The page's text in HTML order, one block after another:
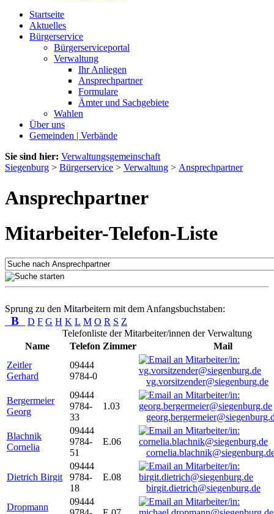
Startseite
Aktuelles
Bürgerservice
Bürgerserviceportal
Verwaltung
Ihr Anliegen
Ansprechpartner
Formulare
Ämter und Sachgebiete
Wahlen
Über uns
Gemeinden | Verbände
Sie sind hier: Verwaltungsgemeinschaft
Siegenburg > Bürgerservice > Verwaltung > Ansprechpartner
Ansprechpartner
Mitarbeiter-Telefon-Liste
Sprung zu den Mitarbeitern mit dem Anfangsbuchstaben:
B D F G H K L M O R S Z
Telefonliste der Mitarbeiter/innen der Verwaltung
Name
Telefon Zimmer
Mail
Zeitler
Gerhard
09444
9784-0
vg.vorsitzender@siegenburg.de
Bergermeier
Georg
09444
9784-
33
1.03
Blachnik
Cornelia
09444
9784-
51
E.06
Dietrich Birgit
09444
9784-
18
E.08
birgit.dietrich@siegenburg.de
Dropmann
09444